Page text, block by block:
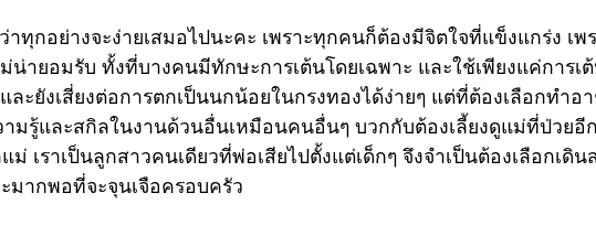
ทุกอย่างจะง่ายเสมอไปนะคะ เพราะทุกคนก็ต้องมีจิตใจที่แข็งแกร่ง เพ
ายอมรับ ทั้งที่บางคนมีทักษะการเต้นโดยเฉพาะ และใช้เพียงแค่การเ
ละยังเสี่ยงต่อการตกเป็นนกน้อยในกรงทองได้ง่ายๆ แต่ที่ต้องเลือกทำอ
ามรู้และสกิลในงานด้วนอื่นเหมือนคนอื่นๆ บวกกับต้องเลี้ยงดูแม่ที่ป่วยอี
เราเป็นลูกสาวคนเดียวที่พ่อเสียไปตั้งแต่เด็กๆ จึงจำเป็นต้องเลือกเดิน
ะมากพอที่จะจุนเจือครอบครัว